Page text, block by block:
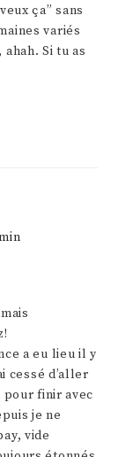
ça” sans
variés
Si tu as
a eu lieu il y
cessé d’aller
pour finir avec
je ne
vide